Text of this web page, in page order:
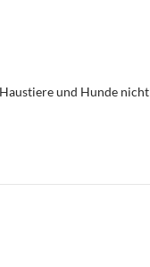
Haustiere und Hunde